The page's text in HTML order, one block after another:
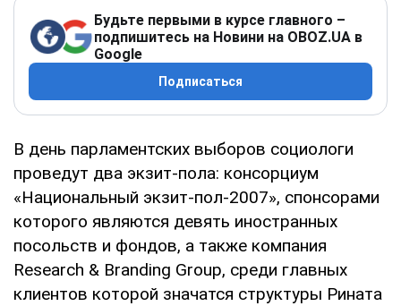
Будьте первыми в курсе главного –
подпишитесь на Новини на OBOZ.UA в
Google
Подписаться
В день парламентских выборов социологи
проведут два экзит-пола: консорциум
«Национальный экзит-пол-2007», спонсорами
которого являются девять иностранных
посольств и фондов, а также компания
Research & Branding Group, среди главных
клиентов которой значатся структуры Рината